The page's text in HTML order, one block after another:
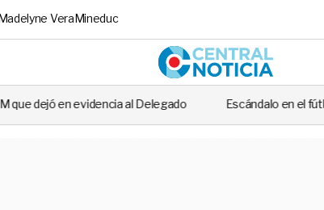
VeraMineduc
al Delegado Escándalo en el fútbol chileno: